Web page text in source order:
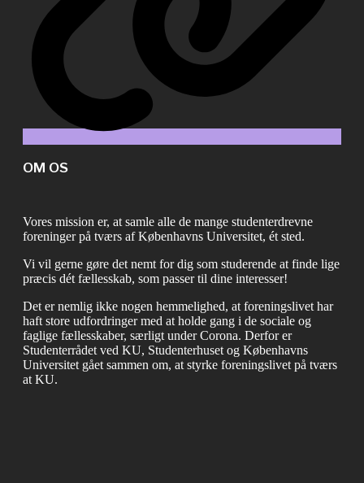
OM OS
Vores mission er, at samle alle de mange studenterdrevne
foreninger på tværs af Københavns Universitet, ét sted.
Vi vil gerne gøre det nemt for dig som studerende at finde lige
præcis dét fællesskab, som passer til dine interesser!
Det er nemlig ikke nogen hemmelighed, at foreningslivet har
haft store udfordringer med at holde gang i de sociale og
faglige fællesskaber, særligt under Corona. Derfor er
Studenterrådet ved KU, Studenterhuset og Københavns
Universitet gået sammen om, at styrke foreningslivet på tværs
at KU.